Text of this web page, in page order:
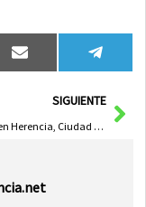
Compartir
en
Email
en
SIGUIENTE
Los Galvan en Herencia, Ciudad Real